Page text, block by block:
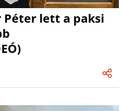
Péter lett a paksi